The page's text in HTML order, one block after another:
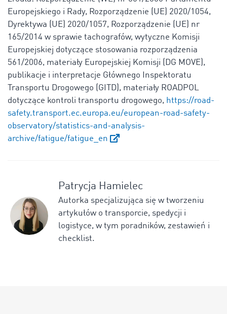
Europejskiego i Rady, Rozporządzenie (UE) 2020/1054,
Dyrektywa (UE) 2020/1057, Rozporządzenie (UE) nr
165/2014 w sprawie tachografów, wytyczne Komisji
Europejskiej dotyczące stosowania rozporządzenia
561/2006, materiały Europejskiej Komisji (DG MOVE),
publikacje i interpretacje Głównego Inspektoratu
Transportu Drogowego (GITD), materiały ROADPOL
dotyczące kontroli transportu drogowego, https://road-
safety.transport.ec.europa.eu/european-road-safety-
observatory/statistics-and-analysis-
archive/fatigue/fatigue_en
Patrycja Hamielec
Autorka specjalizująca się w tworzeniu
artykułów o transporcie, spedycji i
logistyce, w tym poradników, zestawień i
checklist.